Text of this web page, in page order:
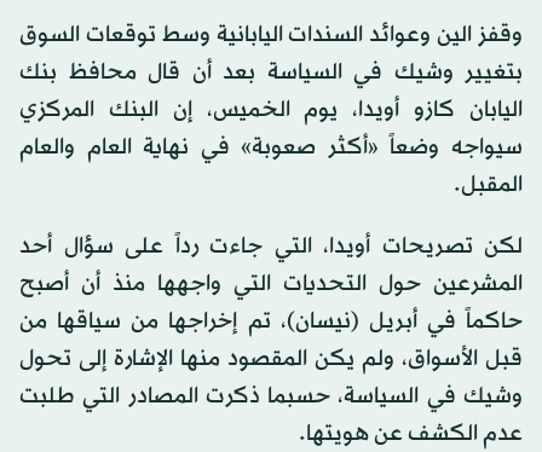
وقفز الين وعوائد السندات اليابانية وسط توقعات السوق
بتغيير وشيك في السياسة بعد أن قال محافظ بنك
اليابان كازو أويدا، يوم الخميس، إن البنك المركزي
سيواجه وضعاً «أكثر صعوبة» في نهاية العام والعام
المقبل.
لكن تصريحات أويدا، التي جاءت رداً على سؤال أحد
المشرعين حول التحديات التي واجهها منذ أن أصبح
حاكماً في أبريل (نيسان)، تم إخراجها من سياقها من
قبل الأسواق، ولم يكن المقصود منها الإشارة إلى تحول
وشيك في السياسة، حسبما ذكرت المصادر التي طلبت
عدم الكشف عن هويتها.